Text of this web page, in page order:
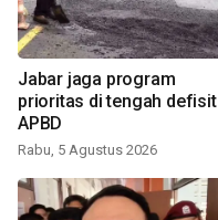
Jabar jaga program
prioritas di tengah defisit
APBD
Rabu, 5 Agustus 2026